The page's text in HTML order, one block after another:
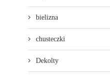
bielizna
chusteczki
Dekolty